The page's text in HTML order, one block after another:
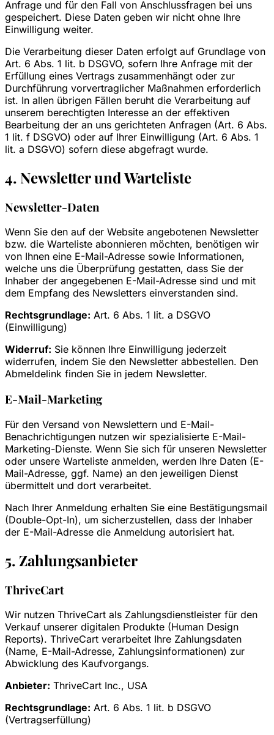
Anfrage und für den Fall von Anschlussfragen bei uns
gespeichert. Diese Daten geben wir nicht ohne Ihre
Einwilligung weiter.
Die Verarbeitung dieser Daten erfolgt auf Grundlage von
Art. 6 Abs. 1 lit. b DSGVO, sofern Ihre Anfrage mit der
Erfüllung eines Vertrags zusammenhängt oder zur
Durchführung vorvertraglicher Maßnahmen erforderlich
ist. In allen übrigen Fällen beruht die Verarbeitung auf
unserem berechtigten Interesse an der effektiven
Bearbeitung der an uns gerichteten Anfragen (Art. 6 Abs.
1 lit. f DSGVO) oder auf Ihrer Einwilligung (Art. 6 Abs. 1
lit. a DSGVO) sofern diese abgefragt wurde.
4. Newsletter und Warteliste
Newsletter-Daten
Wenn Sie den auf der Website angebotenen Newsletter
bzw. die Warteliste abonnieren möchten, benötigen wir
von Ihnen eine E-Mail-Adresse sowie Informationen,
welche uns die Überprüfung gestatten, dass Sie der
Inhaber der angegebenen E-Mail-Adresse sind und mit
dem Empfang des Newsletters einverstanden sind.
Rechtsgrundlage: Art. 6 Abs. 1 lit. a DSGVO
(Einwilligung)
Widerruf: Sie können Ihre Einwilligung jederzeit
widerrufen, indem Sie den Newsletter abbestellen. Den
Abmeldelink finden Sie in jedem Newsletter.
E-Mail-Marketing
Für den Versand von Newslettern und E-Mail-
Benachrichtigungen nutzen wir spezialisierte E-Mail-
Marketing-Dienste. Wenn Sie sich für unseren Newsletter
oder unsere Warteliste anmelden, werden Ihre Daten (E-
Mail-Adresse, ggf. Name) an den jeweiligen Dienst
übermittelt und dort verarbeitet.
Nach Ihrer Anmeldung erhalten Sie eine Bestätigungsmail
(Double-Opt-In), um sicherzustellen, dass der Inhaber
der E-Mail-Adresse die Anmeldung autorisiert hat.
5. Zahlungsanbieter
ThriveCart
Wir nutzen ThriveCart als Zahlungsdienstleister für den
Verkauf unserer digitalen Produkte (Human Design
Reports). ThriveCart verarbeitet Ihre Zahlungsdaten
(Name, E-Mail-Adresse, Zahlungsinformationen) zur
Abwicklung des Kaufvorgangs.
Anbieter: ThriveCart Inc., USA
Rechtsgrundlage: Art. 6 Abs. 1 lit. b DSGVO
(Vertragserfüllung)